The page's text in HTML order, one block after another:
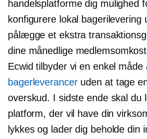
handelsplatforme dig mulighed
konfigurere lokal bagerilevering
pålægge et ekstra
dine månedlige
Ecwid tilbyder vi en enkel måde
bagerleveranceruden at tage
overskud. I sidste ende skal du
platform, der vil have din
lykkes og lader dig beholde din